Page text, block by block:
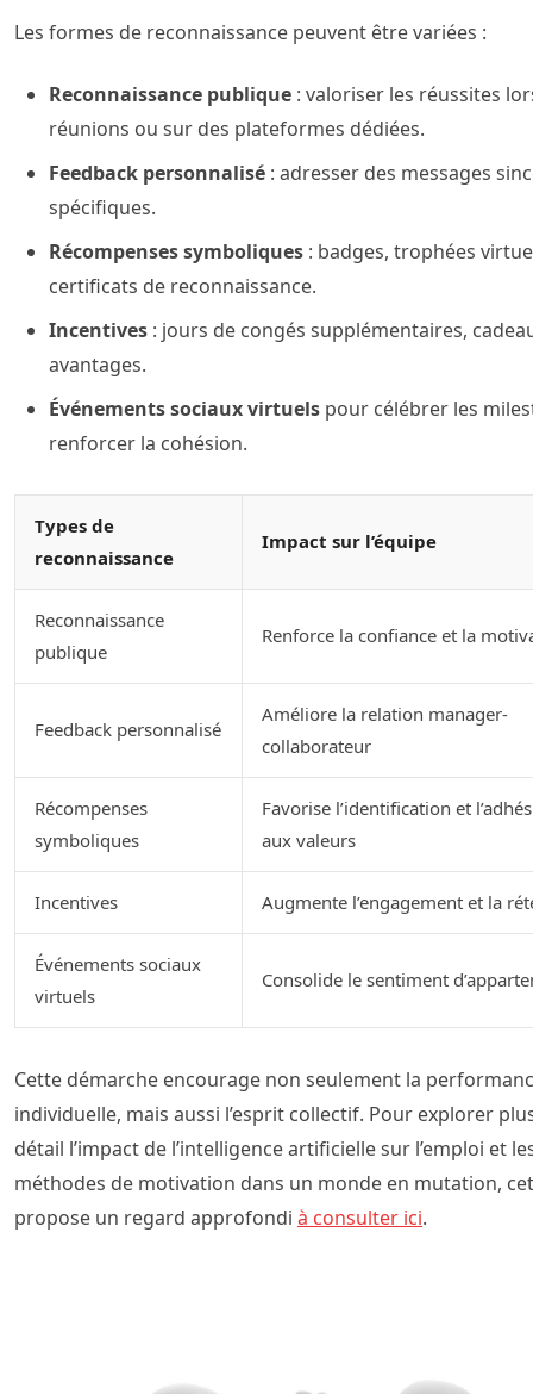
Les formes de reconnaissance peuvent être variées :
Reconnaissance publique: valoriser les réussites
réunions ou sur des plateformes dédiées.
Feedback personnalisé: adresser des messages
spécifiques.
Récompenses symboliques: badges, trophées
certificats de reconnaissance.
Incentives: jours de congés supplémentaires,
avantages.
Événements sociaux virtuelspour célébrer les
renforcer la cohésion.
Types de
reconnaissance
Impact sur l’équipe
Reconnaissance
publique
Renforce la confiance et la
Feedback personnalisé
Améliore la relation manager-
collaborateur
Récompenses
symboliques
Favorise l’identification et
aux valeurs
Incentives Augmente l’engagement et la
Événements sociaux
virtuels
Consolide le sentiment
Cette démarche encourage non seulement la
individuelle, mais aussi l’esprit collectif. Pour explorer
détail l’impact de l’intelligence artificielle sur l’emploi et
méthodes de motivation dans un monde en mutation,
propose un regard approfondi à consulter ici.